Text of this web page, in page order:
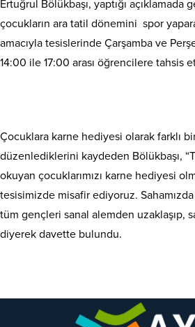
Ertuğrul Bölükbaşı, yaptığı açıklamada
çocukların ara tatil dönemini spor
amacıyla tesislerinde Çarşamba ve
14:00 ile 17:00 arası öğrencilere tahsis
Çocuklara karne hediyesi olarak farklı
düzenlediklerini kaydeden Bölükbaşı,
okuyan çocuklarımızı karne hediyesi
tesisimizde misafir ediyoruz.
tüm gençleri sanal alemden uzaklaşıp,
diyerek davette bulundu.